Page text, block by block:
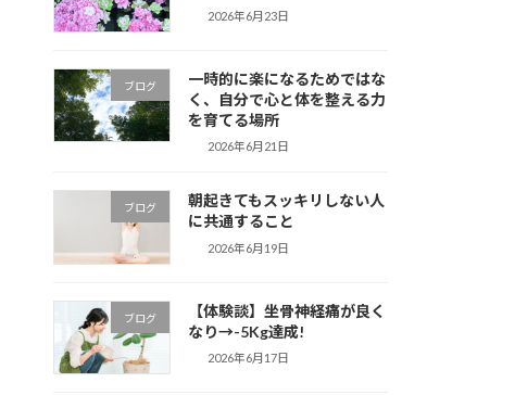
2026年6月23日
ブログ
一時的に楽になるためではな
く、自分で心と体を整える力
を育てる場所
2026年6月21日
ブログ
朝起きてもスッキリしない人
に共通すること
2026年6月19日
ブログ
【体験談】坐骨神経痛が良く
なり→-5Kg達成!
2026年6月17日